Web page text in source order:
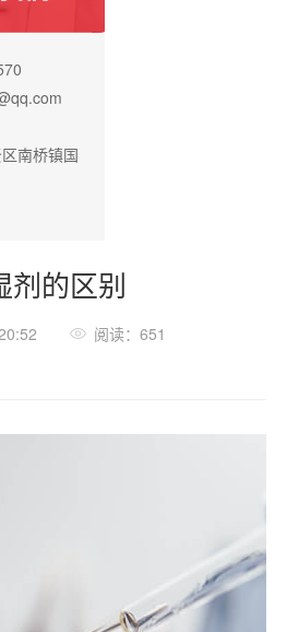
南桥镇国
剂的区别
阅读：651